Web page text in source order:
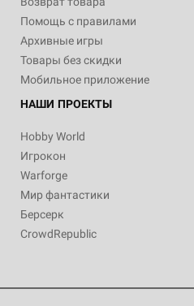
Помощь с правилами
Архивные игры
Товары без скидки
Мобильное приложение
НАШИ ПРОЕКТЫ
Hobby World
Игрокон
Warforge
Мир фантастики
Берсерк
CrowdRepublic